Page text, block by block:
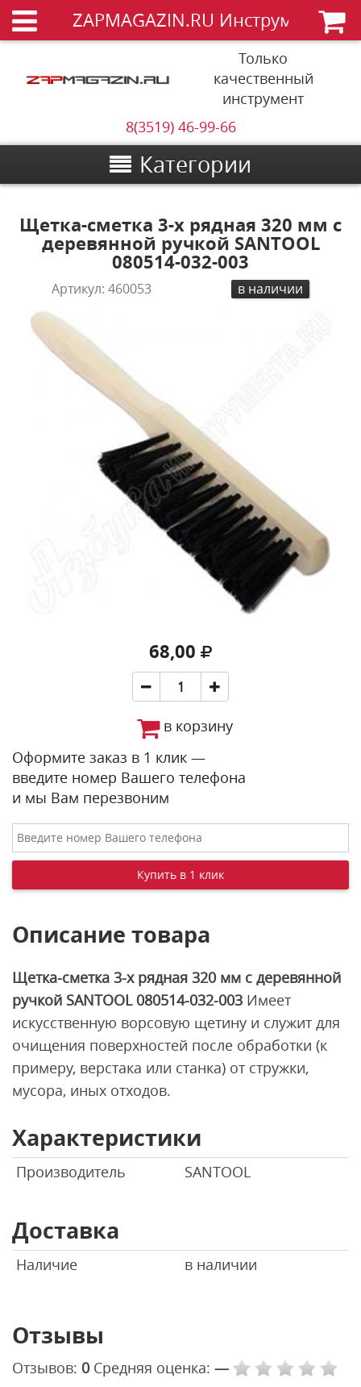
ZAPMAGAZIN.RU Инструменты
Только
качественный
инструмент
8(3519) 46-99-66
Категории
Щетка-сметка 3-х рядная 320 мм с
деревянной ручкой SANTOOL
080514-032-003
Артикул:460053 в наличии
68,00
в корзину
Оформите заказ в 1 клик —
введите номер Вашего телефона
и мы Вам перезвоним
Описание товара
Щетка-сметка 3-х рядная 320 мм с деревянной
ручкой SANTOOL 080514-032-003 Имеет
искусственную ворсовую щетину и служит для
очищения поверхностей после обработки (к
примеру, верстака или станка) от стружки,
мусора, иных отходов.
Характеристики
Производитель SANTOOL
Доставка
Наличие в наличии
Отзывы
Отзывов: 0 Средняя оценка: —